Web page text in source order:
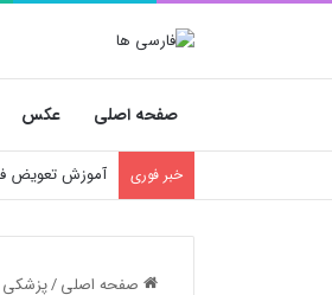
صفحه اصلی عکس
خبر فوری آموزش تعویض
صفحه اصلی/پزشکی